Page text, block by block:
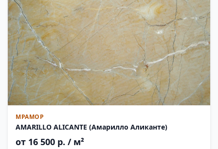
МРАМОР
AMARILLO ALICANTE (Амарилло Аликанте)
от 16 500 р. / м²